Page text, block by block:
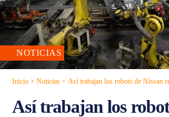
NOTICIAS
Inicio Noticias Así trabajan los robots de Nissan
Así trabajan los